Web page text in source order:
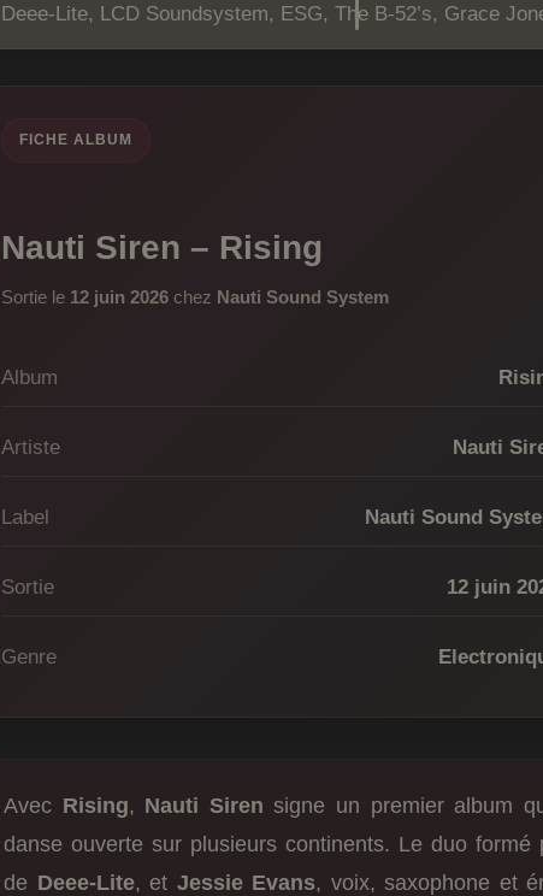
Deee-Lite, LCD Soundsystem, ESG, The B-52’s, Grace
FICHE ALBUM
Nauti Siren – Rising
Sortie le 12 juin 2026 chez Nauti Sound System
Album
Artiste Nauti
Label Nauti Sound
Sortie 12 juin
Genre
Avec Rising, Nauti Siren signe un premier album
danse ouverte sur plusieurs continents. Le duo formé
de Deee-Lite, et Jessie Evans, voix, saxophone et